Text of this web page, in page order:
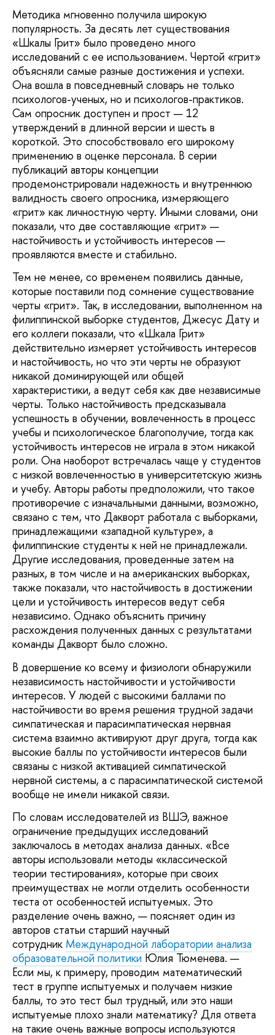
Методика мгновенно получила широкую
популярность. За десять лет существования
«Шкалы Грит» было проведено много
исследований с ее использованием. Чертой «грит»
объясняли самые разные достижения и успехи.
Она вошла в повседневный словарь не только
психологов-ученых, но и психологов-практиков.
Сам опросник доступен и прост — 12
утверждений в длинной версии и шесть в
короткой. Это способствовало его широкому
применению в оценке персонала. В серии
публикаций авторы концепции
продемонстрировали надежность и внутреннюю
валидность своего опросника, измеряющего
«грит» как личностную черту. Иными словами, они
показали, что две составляющие «грит» —
настойчивость и устойчивость интересов —
проявляются вместе и стабильно.
Тем не менее, со временем появились данные,
которые поставили под сомнение существование
черты «грит». Так, в исследовании, выполненном на
филиппинской выборке студентов, Джесус Дату и
его коллеги показали, что «Шкала Грит»
действительно измеряет устойчивость интересов
и настойчивость, но что эти черты не образуют
никакой доминирующей или общей
характеристики, а ведут себя как две независимые
черты. Только настойчивость предсказывала
успешность в обучении, вовлеченность в процесс
учебы и психологическое благополучие, тогда как
устойчивость интересов не играла в этом никакой
роли. Она наоборот встречалась чаще у студентов
с низкой вовлеченностью в университетскую жизнь
и учебу. Авторы работы предположили, что такое
противоречие с изначальными данными, возможно,
связано с тем, что Дакворт работала с выборками,
принадлежащими «западной культуре», а
филиппинские студенты к ней не принадлежали.
Другие исследования, проведенные затем на
разных, в том числе и на американских выборках,
также показали, что настойчивость в достижении
цели и устойчивость интересов ведут себя
независимо. Однако объяснить причину
расхождения полученных данных с результатами
команды Дакворт было сложно.
В довершение ко всему и физиологи обнаружили
независимость настойчивости и устойчивости
интересов. У людей с высокими баллами по
настойчивости во время решения трудной задачи
симпатическая и парасимпатическая нервная
система взаимно активируют друг друга, тогда как
высокие баллы по устойчивости интересов были
связаны с низкой активацией симпатической
нервной системы, а с парасимпатической системой
вообще не имели никакой связи.
По словам исследователей из ВШЭ, важное
ограничение предыдущих исследований
заключалось в методах анализа данных. «Все
авторы использовали методы «классической
теории тестирования», которые при своих
преимуществах не могли отделить особенности
теста от особенностей испытуемых. Это
разделение очень важно, — поясняет один из
авторов статьи старший научный
сотрудник Международной лаборатории анализа
образовательной политики Юлия Тюменева. —
Если мы, к примеру, проводим математический
тест в группе испытуемых и получаем низкие
баллы, то это тест был трудный, или это наши
испытуемые плохо знали математику? Для ответа
на такие очень важные вопросы используются